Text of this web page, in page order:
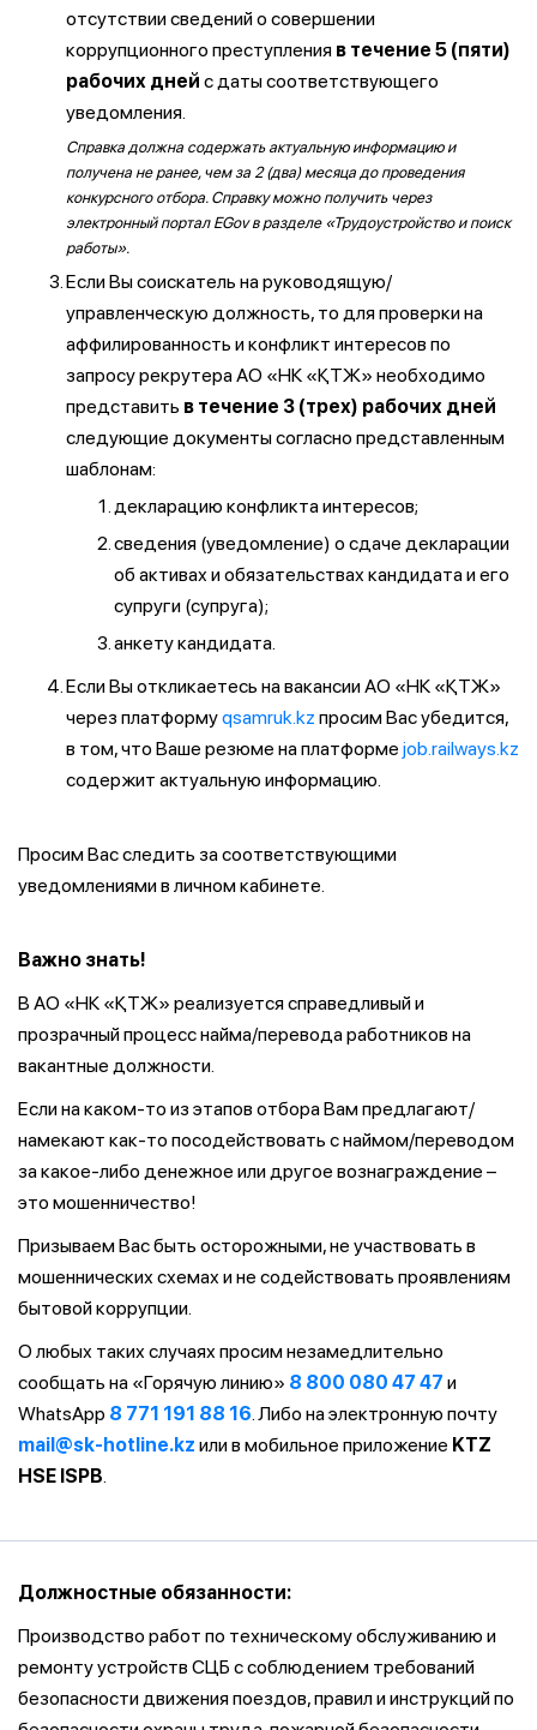
отсутствии сведений о совершении
коррупционного преступления в течение 5 (пяти)
рабочих дней с даты соответствующего
уведомления.
Справка должна содержать актуальную информацию и
получена не ранее, чем за 2 (два) месяца до проведения
конкурсного отбора. Справку можно получить через
электронный портал EGov в разделе «Трудоустройство и поиск
работы».
Если Вы соискатель на руководящую/
управленческую должность, то для проверки на
аффилированность и конфликт интересов по
запросу рекрутера АО «НК «ҚТЖ» необходимо
представить в течение 3 (трех) рабочих дней
следующие документы согласно представленным
шаблонам:
декларацию конфликта интересов;
сведения (уведомление) о сдаче декларации
об активах и обязательствах кандидата и его
супруги (супруга);
анкету кандидата.
Если Вы откликаетесь на вакансии АО «НК «ҚТЖ»
через платформуqsamruk.kz просим Вас убедится,
в том, что Ваше резюме на платформе job.railways.kz
содержит актуальную информацию.
Просим Вас следить за соответствующими
уведомлениями в личном кабинете.
Важно знать!
В АО «НК «ҚТЖ» реализуется справедливый и
прозрачный процесс найма/перевода работников на
вакантные должности.
Если на каком-то из этапов отбора Вам предлагают/
намекают как-то посодействовать с наймом/переводом
за какое-либо денежное или другое вознаграждение –
это мошенничество!
Призываем Вас быть осторожными, не участвовать в
мошеннических схемах и не содействовать проявлениям
бытовой коррупции.
О любых таких случаях просим незамедлительно
сообщать на «Горячую линию» 8 800 080 47 47 и
WhatsApp 8 771 191 88 16. Либо на электронную почту
mail@sk-hotline.kz или в мобильное приложение KTZ
HSE ISPB.
Должностные обязанности:
Производство работ по техническому обслуживанию и
ремонту устройств СЦБ с соблюдением требований
безопасности движения поездов, правил и инструкций по